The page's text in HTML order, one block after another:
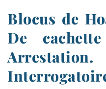
Blocus de
De